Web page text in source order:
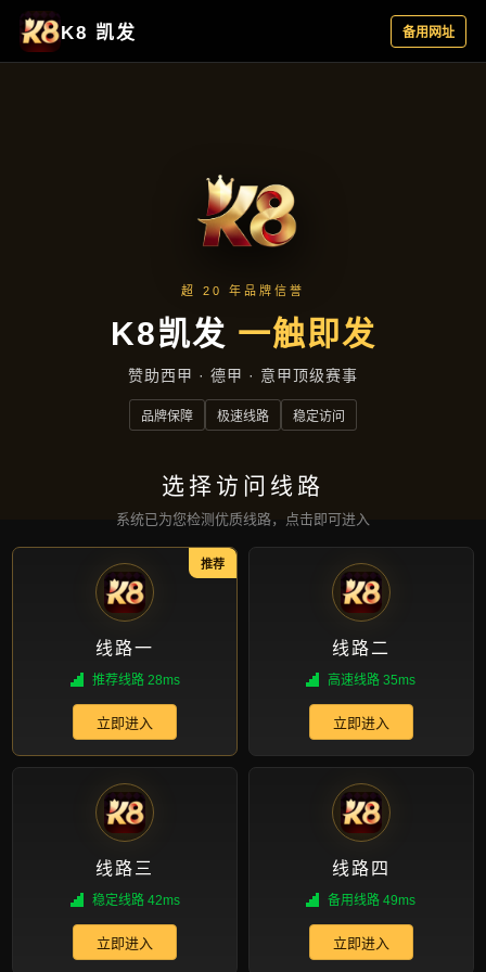
产品展示
首页 产品展示